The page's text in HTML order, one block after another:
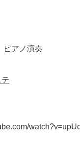
ピアノ演奏